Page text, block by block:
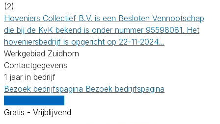
(2)
Hoveniers Collectief B.V. is een Besloten Vennootschap
die bij de KvK bekend is onder nummer 95598081. Het
hoveniersbedrijf is opgericht op 22-11-2024…
Werkgebied Zuidhorn
Contactgegevens
1 jaar in bedrijf
Bezoek bedrijfspagina Bezoek bedrijfspagina
Gratis - Vrijblijvend